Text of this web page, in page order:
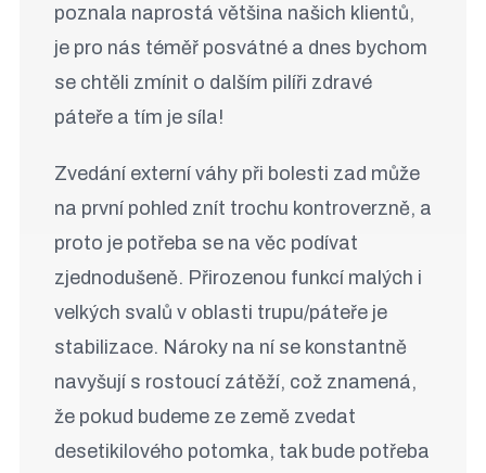
poznala naprostá většina našich klientů,
je pro nás téměř posvátné a dnes bychom
se chtěli zmínit o dalším pilíři zdravé
páteře a tím je síla!
Zvedání externí váhy při bolesti zad může
na první pohled znít trochu kontroverzně, a
proto je potřeba se na věc podívat
zjednodušeně. Přirozenou funkcí malých i
velkých svalů v oblasti trupu/páteře je
stabilizace. Nároky na ní se konstantně
navyšují s rostoucí zátěží, což znamená,
že pokud budeme ze země zvedat
desetikilového potomka, tak bude potřeba